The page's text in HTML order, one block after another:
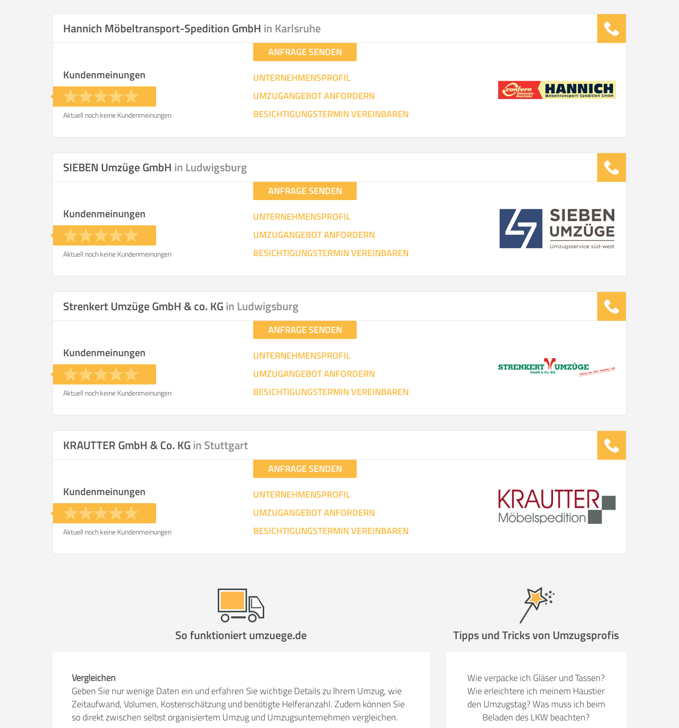
Selbst umziehen.
Helfer .
Stunden
Stunden
KOSTENSCHÄTZUNG:
.
Stunden
Stunden
SO ERRECHNET SICH DIE KOSTENSCHÄTZUNG
Hannich Möbeltransport-Spedition GmbH in Karlsruhe
ANFRAGE SENDEN
UNTERNEHMENSPROFIL
UMZUGANGEBOT ANFORDERN
BESICHTIGUNGSTERMIN VEREINBAREN
Kundenmeinungen
Aktuell noch keine Kundenmeinungen
SIEBEN Umzüge GmbH in Ludwigsburg
ANFRAGE SENDEN
UNTERNEHMENSPROFIL
UMZUGANGEBOT ANFORDERN
BESICHTIGUNGSTERMIN VEREINBAREN
Kundenmeinungen
Aktuell noch keine Kundenmeinungen
Strenkert Umzüge GmbH & co. KGin Ludwigsburg
ANFRAGE SENDEN
UNTERNEHMENSPROFIL
UMZUGANGEBOT ANFORDERN
BESICHTIGUNGSTERMIN VEREINBAREN
Kundenmeinungen
Aktuell noch keine Kundenmeinungen
KRAUTTER GmbH & Co. KGin Stuttgart
ANFRAGE SENDEN
UNTERNEHMENSPROFIL
UMZUGANGEBOT ANFORDERN
BESICHTIGUNGSTERMIN VEREINBAREN
Kundenmeinungen
Aktuell noch keine Kundenmeinungen
So funktioniert umzuege.de
Vergleichen
Geben Sie nur wenige Daten ein und erfahren Sie wichtige Details zu Ihrem Umzug, wie
Zeitaufwand, Volumen, Kostenschätzung und benötigte Helferanzahl. Zudem können Sie
so direkt zwischen selbst organisiertem Umzug und Umzugsunternehmen vergleichen.
Tipps und Tricks von Umzugsprofis
Wie verpacke ich Gläser und Tassen?
Wie erleichtere ich meinem Haustier
den Umzugstag? Was muss ich beim
Beladen des LKW beachten?